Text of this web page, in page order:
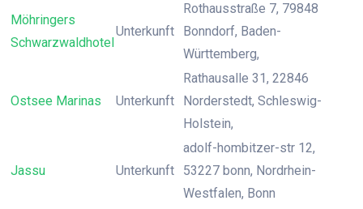
Möhringers
Schwarzwaldhotel
Unterkunft
Rothausstraße 7, 79848
Bonndorf, Baden-
Württemberg,
Ostsee Marinas Unterkunft
Rathausalle 31, 22846
Norderstedt, Schleswig-
Holstein,
Jassu Unterkunft
adolf-hombitzer-str 12,
53227 bonn, Nordrhein-
Westfalen, Bonn